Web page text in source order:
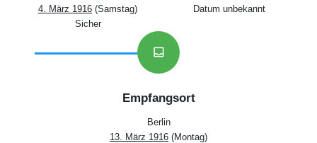
4. März 1916 (Samstag)
Sicher
Datum unbekannt
inbox
Empfangsort
Berlin
13. März 1916 (Montag)